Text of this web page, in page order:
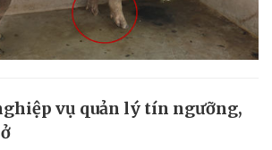
vụ quản lý tín ngưỡng,